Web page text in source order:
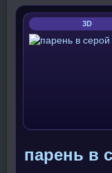
3D
парень в